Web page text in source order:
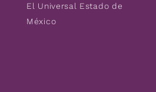
El Universal Estado de
México